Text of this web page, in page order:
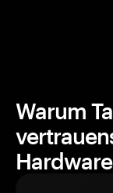
Warum